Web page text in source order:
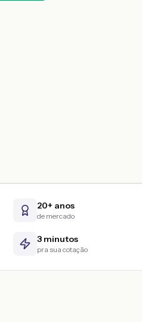
20+ anos
de mercado
3 minutos
pra sua cotação